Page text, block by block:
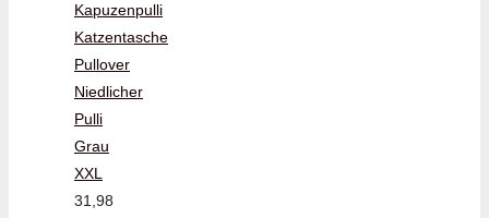
Kapuzenpulli
Katzentasche
Pullover
Niedlicher
Pulli
Grau
XXL
31,98